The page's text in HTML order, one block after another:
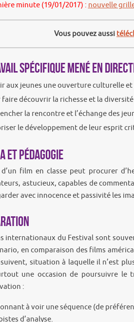
minute (19/01/2017) : nouvelle
Vous pouvez aussi
spécifique mené en
aux jeunes une ouverture culturelle
faire découvrir la richesse et la
la rencontre et l’échange des
le développement de leur esprit
et pédagogie
d’un film en classe peut procurer
astucieux, capables de
avec innocence et passivité les
internationaux du Festival sont
en comparaison des films
situation à laquelle il n’est
une occasion de poursuivre le
:
à voir une séquence (de
d’analyse.